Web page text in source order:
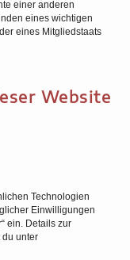
einer anderen
eines wichtigen
eines Mitgliedstaats
Website
Technologien
Einwilligungen
ein. Details zur
du unter